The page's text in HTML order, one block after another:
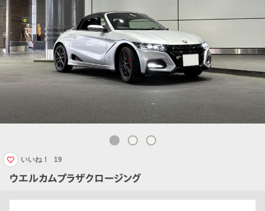
ウエルカムプラザクロージング
いいね！ 19